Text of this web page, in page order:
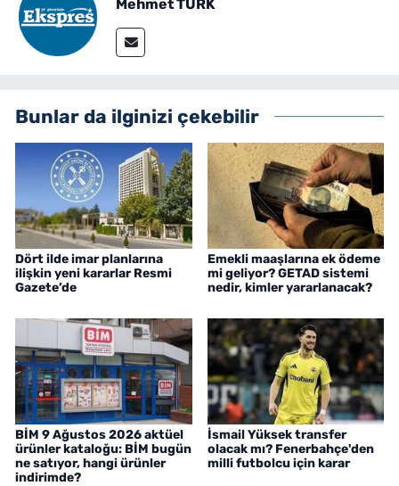
Mehmet TÜRK
Bunlar da ilginizi çekebilir
Dört ilde imar planlarına
ilişkin yeni kararlar Resmi
Gazete’de
Emekli maaşlarına ek ödeme
mi geliyor? GETAD sistemi
nedir, kimler yararlanacak?
BİM 9 Ağustos 2026 aktüel
ürünler kataloğu: BİM bugün
ne satıyor, hangi ürünler
indirimde?
İsmail Yüksek transfer
olacak mı? Fenerbahçe'den
milli futbolcu için karar